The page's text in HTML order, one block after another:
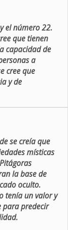
el número 22.
que tienen
capacidad de
a
cree que
y de
se creía que
místicas
la base de
oculto.
tenía un valor y
para predecir